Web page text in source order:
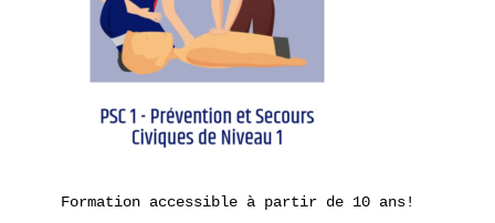
Formation accessible à partir de 10 ans!